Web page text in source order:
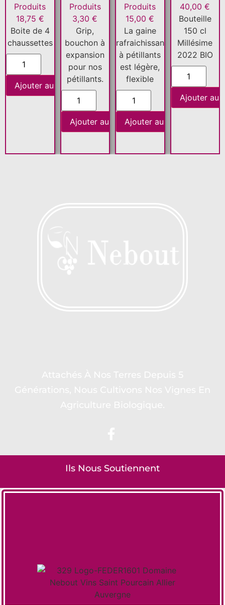
Produits
18,75 €
Boite de 4
chaussettes
Ajouter au panier
Produits
3,30€
Grip,
bouchon à
expansion
pour nos
pétillants.
Ajouter au panier
Produits
15,00€
La gaine
rafraichissante
à pétillants
est légère,
flexible
Ajouter au panier
40,00€
Bouteille
150 cl
Millésime
2022 BIO
Ajouter au
Ils Nous Soutiennent